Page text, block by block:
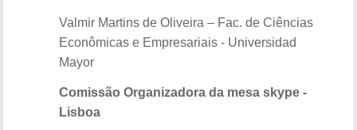
Valmir Martins de Oliveira – Fac. de Ciências
Econômicas e Empresariais - Universidad
Mayor
Comissão Organizadora da mesa skype -
Lisboa